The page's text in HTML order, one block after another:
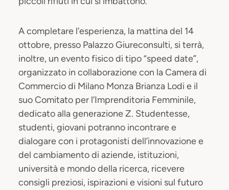
A completare l’esperienza, la mattina del 14
ottobre, presso Palazzo Giureconsulti, si terrà,
inoltre, un evento fisico di tipo “speed date”,
organizzato in collaborazione con la Camera di
Commercio di Milano Monza Brianza Lodi e il
suo Comitato per l’Imprenditoria Femminile,
dedicato alla generazione Z. Studentesse,
studenti, giovani potranno incontrare e
dialogare con i protagonisti dell’innovazione e
del cambiamento di aziende, istituzioni,
università e mondo della ricerca, ricevere
consigli preziosi, ispirazioni e visioni sul futuro